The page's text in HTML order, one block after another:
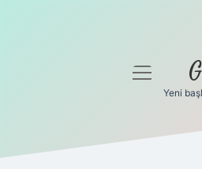
Gizlilik Politikası
menüyü
Yeni